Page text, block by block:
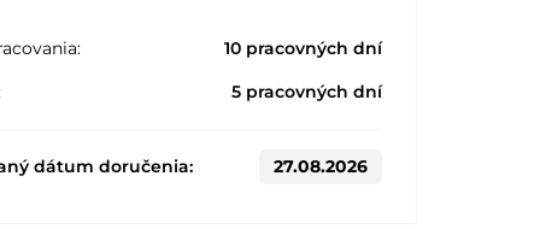
10 pracovných dní
5 pracovných dní
dátum doručenia: 27.08.2026